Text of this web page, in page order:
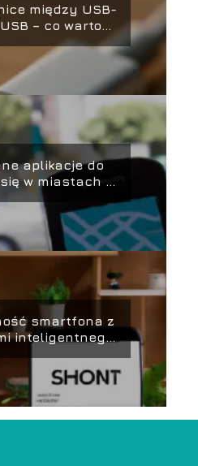
między USB-
– co warto
aplikacje do
w miastach –
może pomóc
smartfona z
inteligentnego